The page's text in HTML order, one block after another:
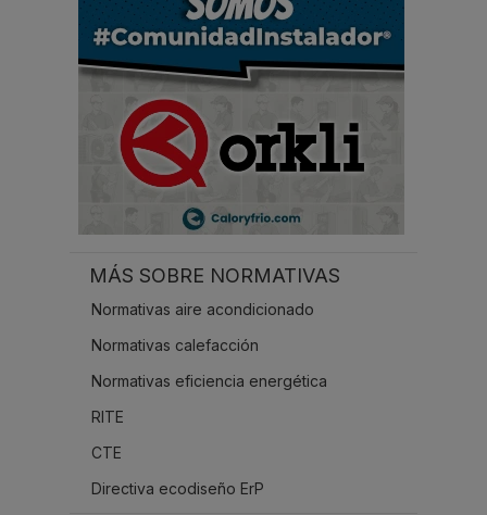
MÁS SOBRE NORMATIVAS
Normativas aire acondicionado
Normativas calefacción
Normativas eficiencia energética
RITE
CTE
Directiva ecodiseño ErP